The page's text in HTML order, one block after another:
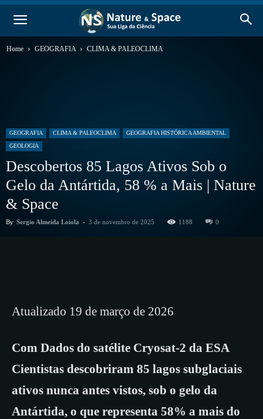
Home GEOGRAFIA CLIMA & PALEOCLIMA
GEOGRAFIA CLIMA & PALEOCLIMA
GEOGRAFIA HISTÓRICA AMBIENTAL
GEOLOGIA
Descobertos 85 Lagos Ativos Sob o
Gelo da Antártida, 58 % a Mais | Nature
& Space
By Sergio Almeida Loiola - 3 de novembro de 2025 1188 0
Atualizado 19 de março de 2026
Com Dados do satélite Cryosat-2 da ESA
Cientistas descobriram 85 lagos subglaciais
ativos nunca antes vistos, sob o gelo da
Antártida, o que representa 58% a mais do